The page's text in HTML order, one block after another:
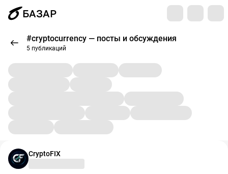
БАЗАР
#cryptocurrency — посты и обсуждения
5 публикаций
CryptoFIX